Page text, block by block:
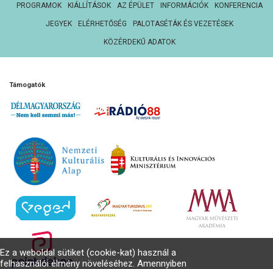
PROGRAMOK KIÁLLÍTÁSOK AZ ÉPÜLET INFORMÁCIÓK KONFERENCIA
JEGYEK ELÉRHETŐSÉG PALOTASÉTÁK ÉS VEZETÉSEK
KÖZÉRDEKŰ ADATOK
Támogatók
Ez a weboldal sütiket (cookie-kat) használ a
felhasználói élmény növeléséhez. Amennyiben